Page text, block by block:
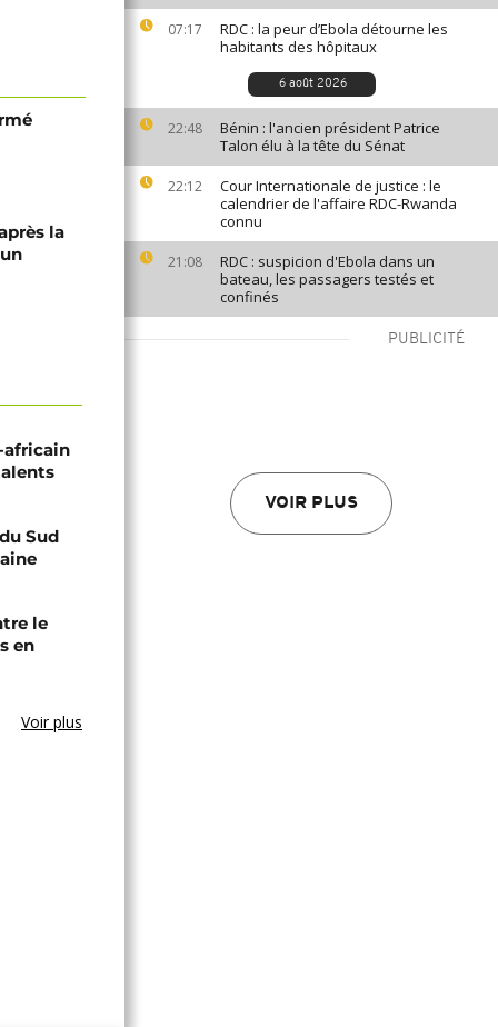
07:17
RDC : la peur d’Ebola détourne les
habitants des hôpitaux
6 août 2026
22:48
Bénin : l'ancien président Patrice
Talon élu à la tête du Sénat
22:12
Cour Internationale de justice : le
calendrier de l'affaire RDC-Rwanda
connu
21:08
RDC : suspicion d'Ebola dans un
bateau, les passagers testés et
confinés
PUBLICITÉ
VOIR PLUS
la
africain
Sud
le
en
Voir plus